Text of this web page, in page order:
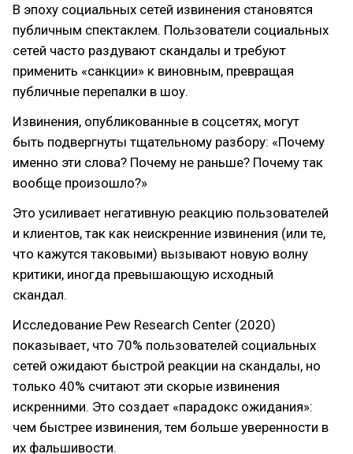
В эпоху социальных сетей извинения становятся
публичным спектаклем. Пользователи социальных
сетей часто раздувают скандалы и требуют
применить «санкции» к виновным, превращая
публичные перепалки в шоу.
Извинения, опубликованные в соцсетях, могут
быть подвергнуты тщательному разбору: «Почему
именно эти слова? Почему не раньше? Почему так
вообще произошло?»
Это усиливает негативную реакцию пользователей
и клиентов, так как неискренние извинения (или те,
что кажутся таковыми) вызывают новую волну
критики, иногда превышающую исходный
скандал.
Исследование Pew Research Center (2020)
показывает, что 70% пользователей социальных
сетей ожидают быстрой реакции на скандалы, но
только 40% считают эти скорые извинения
искренними. Это создает «парадокс ожидания»:
чем быстрее извинения, тем больше уверенности в
их фальшивости.